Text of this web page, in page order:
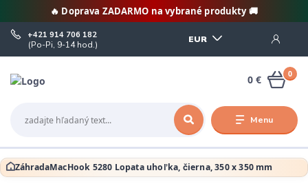
🔥 Doprava ZADARMO na vybrané produkty 🚚
Menu
EUR
+421 914 706 182
(Po-Pi, 9-14 hod.)
0
0 €
ZáhradaMacHook 5280 Lopata uhoľka, čierna, 350 x 350 mm